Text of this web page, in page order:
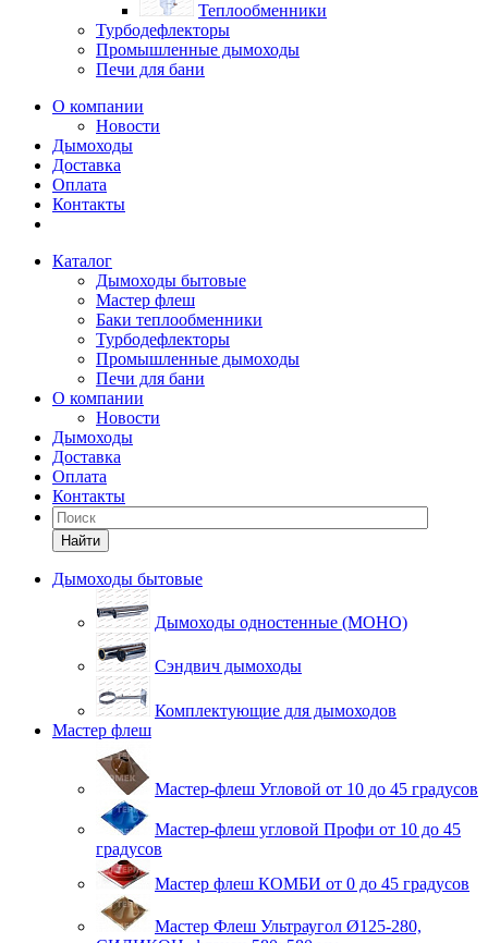
Теплообменники
Турбодефлекторы
Промышленные дымоходы
Печи для бани
О компании
Новости
Дымоходы
Доставка
Оплата
Контакты
Каталог
Дымоходы бытовые
Мастер флеш
Баки теплообменники
Турбодефлекторы
Промышленные дымоходы
Печи для бани
О компании
Новости
Дымоходы
Доставка
Оплата
Контакты
Найти
Дымоходы бытовые
Дымоходы одностенные (МОНО)
Сэндвич дымоходы
Комплектующие для дымоходов
Мастер флеш
Мастер-флеш Угловой от 10 до 45 градусов
Мастер-флеш угловой Профи от 10 до 45
градусов
Мастер флеш КОМБИ от 0 до 45 градусов
Мастер Флеш Ультраугол Ø125-280,